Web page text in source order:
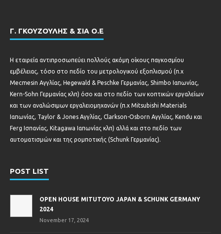
Γ. ΓΚΟΥΖΟΥΛΗΣ & ΣΙΑ Ο.Ε
Η εταιρεία αντιπροσωπεύει πολλούς ακόμη οίκους παγκοσμίου
εμβέλειας, τόσο στο πεδίο του μετρολογικού εξοπλισμού (π.χ
Mecmesin Αγγλίας, Hegewald & Peschke Γερμανίας, Shimbo Ιαπωνίας,
Kern-Sohn Γερμανίας κλπ) όσο και στο πεδίο των κοπτικών εργαλείων
και των αναλώσιμων εργαλειομηχανών (π.χ Mitsubishi Materials
Ιαπωνίας, Taylor & Jones Αγγλίας, Clarkson-Osborn Αγγλίας, Kendu και
Ferg Ισπανίας, Kitagawa Ιαπωνίας κλπ) αλλά και στο πεδίο των
αυτοματισμών και της ρομποτικής (Schunk Γερμανίας).
POST LIST
OPEN HOUSE MITUTOYO JAPAN & SCHUNK GERMANY
2024
November 17, 2024